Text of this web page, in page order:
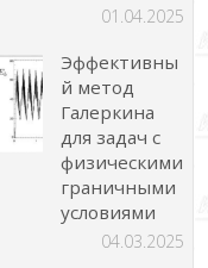
01.04.2025
Эффективны
й метод
Галеркина
для задач с
физическими
граничными
условиями
04.03.2025